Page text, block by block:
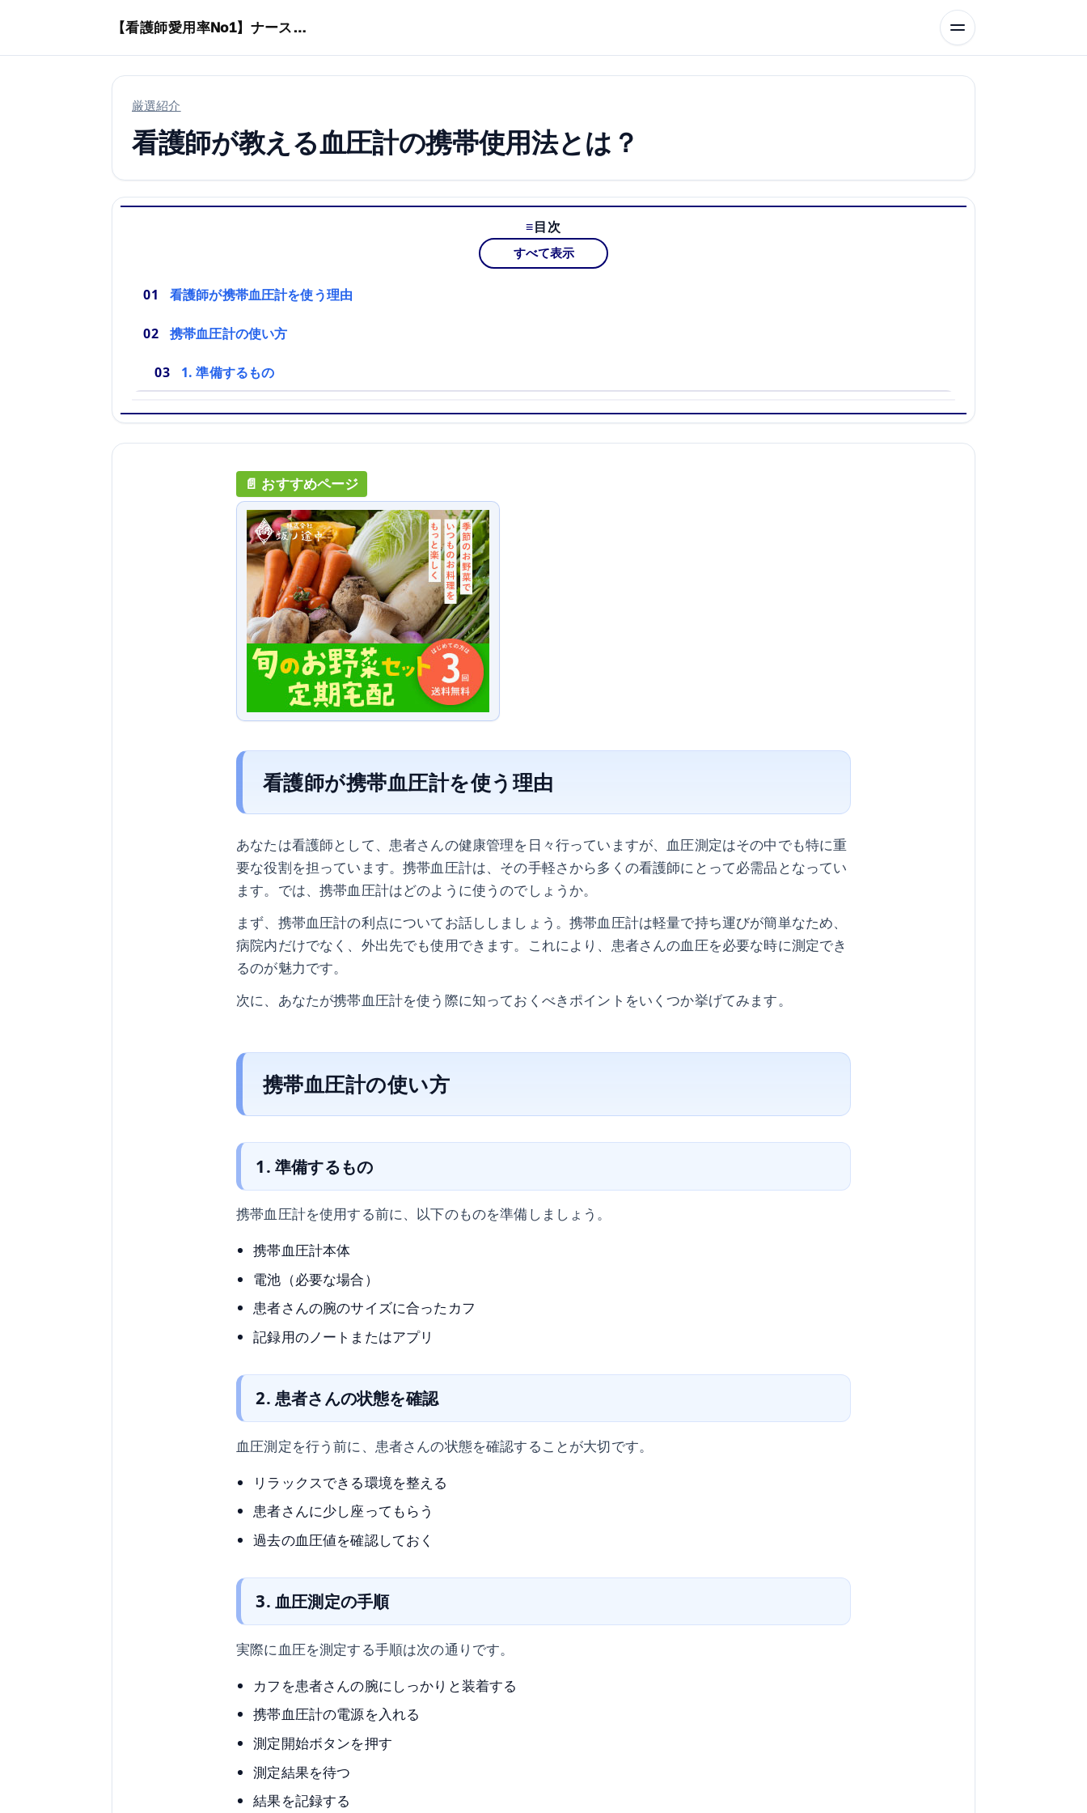
【看護師愛用率No1】ナースリーで人気の商品はコレ
厳選紹介
看護師が教える血圧計の携帯使用法とは？
目次
すべて表示
看護師が携帯血圧計を使う理由
携帯血圧計の使い方
1. 準備するもの
看護師が携帯血圧計を使う理由
あなたは看護師として、患者さんの健康管理を日々行っていますが、血圧測定はその中でも特に重
要な役割を担っています。携帯血圧計は、その手軽さから多くの看護師にとって必需品となってい
ます。では、携帯血圧計はどのように使うのでしょうか。
まず、携帯血圧計の利点についてお話ししましょう。携帯血圧計は軽量で持ち運びが簡単なため、
病院内だけでなく、外出先でも使用できます。これにより、患者さんの血圧を必要な時に測定でき
るのが魅力です。
次に、あなたが携帯血圧計を使う際に知っておくべきポイントをいくつか挙げてみます。
携帯血圧計の使い方
1. 準備するもの
携帯血圧計を使用する前に、以下のものを準備しましょう。
携帯血圧計本体
電池（必要な場合）
患者さんの腕のサイズに合ったカフ
記録用のノートまたはアプリ
2. 患者さんの状態を確認
血圧測定を行う前に、患者さんの状態を確認することが大切です。
リラックスできる環境を整える
患者さんに少し座ってもらう
過去の血圧値を確認しておく
3. 血圧測定の手順
実際に血圧を測定する手順は次の通りです。
カフを患者さんの腕にしっかりと装着する
携帯血圧計の電源を入れる
測定開始ボタンを押す
測定結果を待つ
結果を記録する